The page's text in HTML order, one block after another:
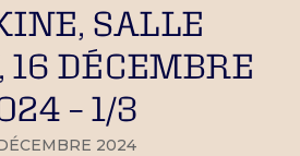
SALLE
16 DÉCEMBRE
– 1/3
2024